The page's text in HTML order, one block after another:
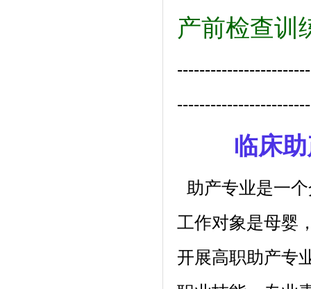
产前检查训
临床
助产专业是一
工作对象是母婴
开展高职助产专